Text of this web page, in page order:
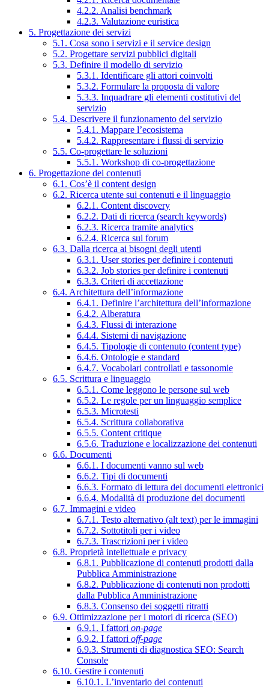
4.2.2. Analisi benchmark
4.2.3. Valutazione euristica
5. Progettazione dei servizi
5.1. Cosa sono i servizi e il service design
5.2. Progettare servizi pubblici digitali
5.3. Definire il modello di servizio
5.3.1. Identificare gli attori coinvolti
5.3.2. Formulare la proposta di valore
5.3.3. Inquadrare gli elementi costitutivi del
servizio
5.4. Descrivere il funzionamento del servizio
5.4.1. Mappare l’ecosistema
5.4.2. Rappresentare i flussi di servizio
5.5. Co-progettare le soluzioni
5.5.1. Workshop di co-progettazione
6. Progettazione dei contenuti
6.1. Cos’è il content design
6.2. Ricerca utente sui contenuti e il linguaggio
6.2.1. Content discovery
6.2.2. Dati di ricerca (search keywords)
6.2.3. Ricerca tramite analytics
6.2.4. Ricerca sui forum
6.3. Dalla ricerca ai bisogni degli utenti
6.3.1. User stories per definire i contenuti
6.3.2. Job stories per definire i contenuti
6.3.3. Criteri di accettazione
6.4. Architettura dell’informazione
6.4.1. Definire l’architettura dell’informazione
6.4.2. Alberatura
6.4.3. Flussi di interazione
6.4.4. Sistemi di navigazione
6.4.5. Tipologie di contenuto (content type)
6.4.6. Ontologie e standard
6.4.7. Vocabolari controllati e tassonomie
6.5. Scrittura e linguaggio
6.5.1. Come leggono le persone sul web
6.5.2. Le regole per un linguaggio semplice
6.5.3. Microtesti
6.5.4. Scrittura collaborativa
6.5.5. Content critique
6.5.6. Traduzione e localizzazione dei contenuti
6.6. Documenti
6.6.1. I documenti vanno sul web
6.6.2. Tipi di documenti
6.6.3. Formato di lettura dei documenti elettronici
6.6.4. Modalità di produzione dei documenti
6.7. Immagini e video
6.7.1. Testo alternativo (alt text) per le immagini
6.7.2. Sottotitoli per i video
6.7.3. Trascrizioni per i video
6.8. Proprietà intellettuale e privacy
6.8.1. Pubblicazione di contenuti prodotti dalla
Pubblica Amministrazione
6.8.2. Pubblicazione di contenuti non prodotti
dalla Pubblica Amministrazione
6.8.3. Consenso dei soggetti ritratti
6.9. Ottimizzazione per i motori di ricerca (SEO)
6.9.1. I fattori on-page
6.9.2. I fattori off-page
6.9.3. Strumenti di diagnostica SEO: Search
Console
6.10. Gestire i contenuti
6.10.1. L’inventario dei contenuti